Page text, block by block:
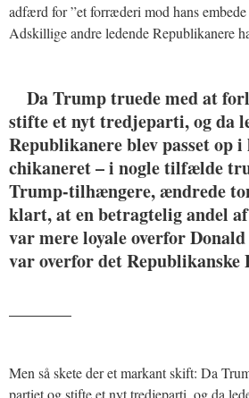
adfærd for ”et forræderi mod hans
Adskillige andre ledende Republikanere
Da Trump truede med at
stifte et nyt tredjeparti, og da
Republikanere blev passet op
chikaneret – i nogle tilfælde
Trump-tilhængere, ændrede
klart, at en betragtelig andel
var mere loyale overfor
var overfor det Republikanske
Men så skete der et markant skift: Da
partiet og stifte et nyt tredjeparti, og da